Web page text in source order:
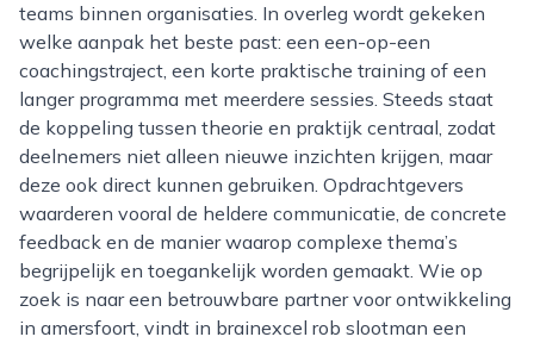
teams binnen organisaties. In overleg wordt gekeken
welke aanpak het beste past: een een-op-een
coachingstraject, een korte praktische training of een
langer programma met meerdere sessies. Steeds staat
de koppeling tussen theorie en praktijk centraal, zodat
deelnemers niet alleen nieuwe inzichten krijgen, maar
deze ook direct kunnen gebruiken. Opdrachtgevers
waarderen vooral de heldere communicatie, de concrete
feedback en de manier waarop complexe thema’s
begrijpelijk en toegankelijk worden gemaakt. Wie op
zoek is naar een betrouwbare partner voor ontwikkeling
in amersfoort, vindt in brainexcel rob slootman een